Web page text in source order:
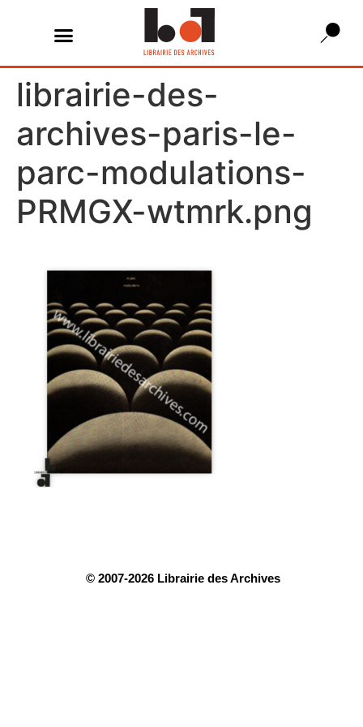
librairie-des-
archives-paris-le-
parc-modulations-
PRMGX-wtmrk.png
© 2007-2026 Librairie des Archives